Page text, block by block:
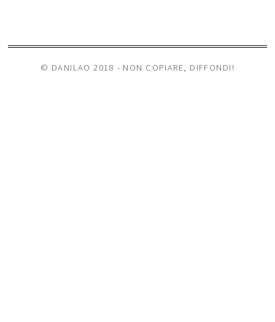
© DANILAO 2018 - NON COPIARE, DIFFONDI!